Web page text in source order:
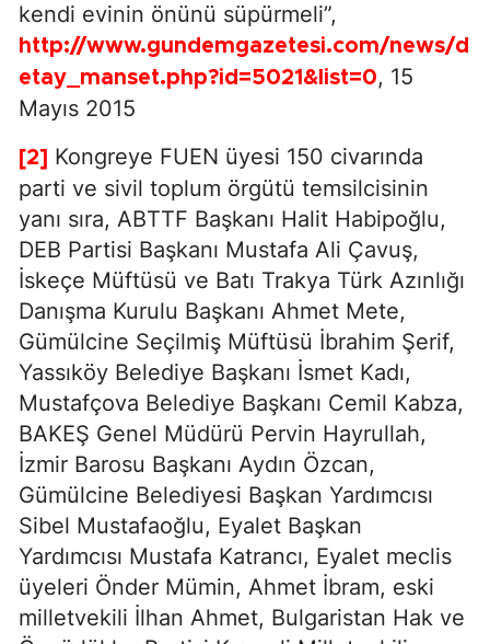
kendi evinin önünü süpürmeli”,
http://www.gundemgazetesi.com/news/d
etay_manset.php?id=5021&list=0, 15
Mayıs 2015
[2] Kongreye FUEN üyesi 150 civarında
parti ve sivil toplum örgütü temsilcisinin
yanı sıra, ABTTF Başkanı Halit Habipoğlu,
DEB Partisi Başkanı Mustafa Ali Çavuş,
İskeçe Müftüsü ve Batı Trakya Türk Azınlığı
Danışma Kurulu Başkanı Ahmet Mete,
Gümülcine Seçilmiş Müftüsü İbrahim Şerif,
Yassıköy Belediye Başkanı İsmet Kadı,
Mustafçova Belediye Başkanı Cemil Kabza,
BAKEŞ Genel Müdürü Pervin Hayrullah,
İzmir Barosu Başkanı Aydın Özcan,
Gümülcine Belediyesi Başkan Yardımcısı
Sibel Mustafaoğlu, Eyalet Başkan
Yardımcısı Mustafa Katrancı, Eyalet meclis
üyeleri Önder Mümin, Ahmet İbram, eski
milletvekili İlhan Ahmet, Bulgaristan Hak ve